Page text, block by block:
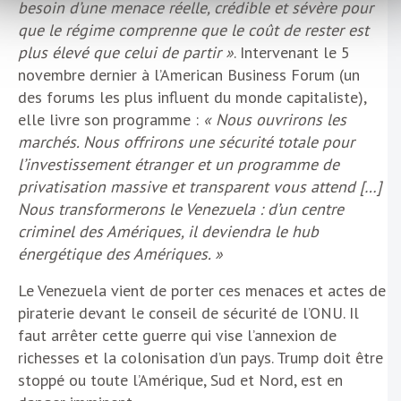
besoin d’une menace réelle, crédible et sévère pour
que le régime comprenne que le coût de rester est
plus élevé que celui de partir ». Intervenant le 5
novembre dernier à l’American Business Forum (un
des forums les plus influent du monde capitaliste),
elle livre son programme : « Nous ouvrirons les
marchés. Nous offrirons une sécurité totale pour
l’investissement étranger et un programme de
privatisation massive et transparent vous attend […]
Nous transformerons le Venezuela : d’un centre
criminel des Amériques, il deviendra le hub
énergétique des Amériques. »
Le Venezuela vient de porter ces menaces et actes de
piraterie devant le conseil de sécurité de l’ONU. Il
faut arrêter cette guerre qui vise l’annexion de
richesses et la colonisation d’un pays. Trump doit être
stoppé ou toute l’Amérique, Sud et Nord, est en